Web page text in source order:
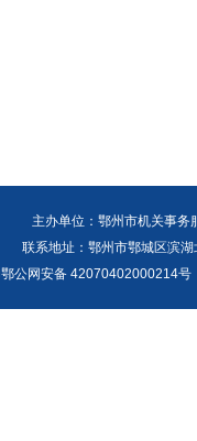
主办单位：鄂州市机关事
联系地址：鄂州市鄂城区滨
鄂公网安备 42070402000214号